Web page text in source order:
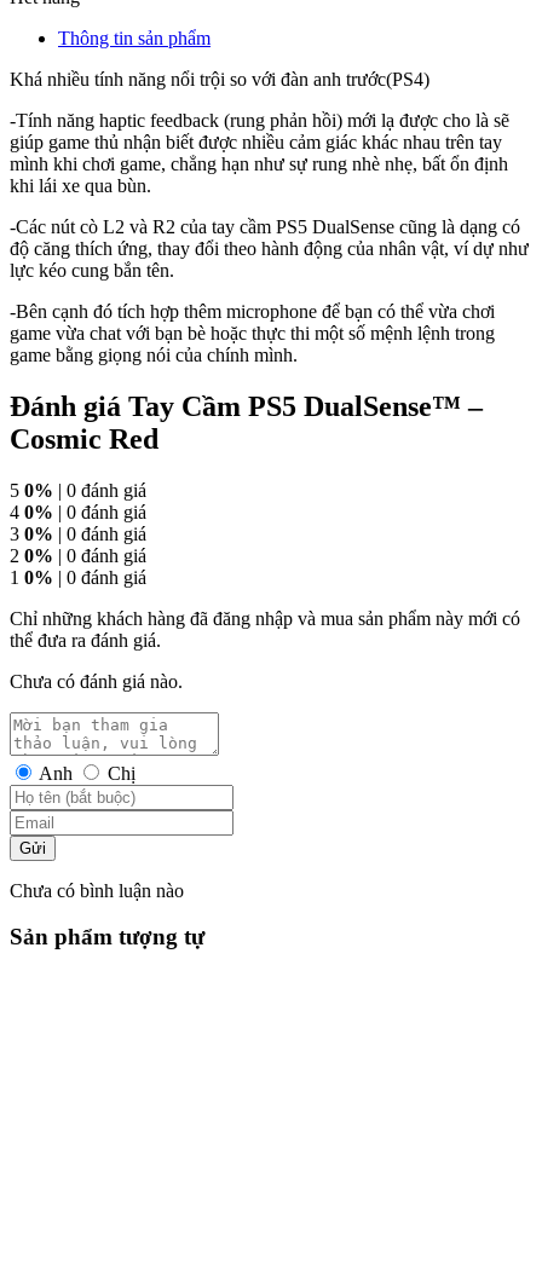
Thông tin sản phẩm
Khá nhiều tính năng nổi trội so với đàn anh trước(PS4)
-Tính năng haptic feedback (rung phản hồi) mới lạ được cho là sẽ
giúp game thủ nhận biết được nhiều cảm giác khác nhau trên tay
mình khi chơi game, chẳng hạn như sự rung nhè nhẹ, bất ổn định
khi lái xe qua bùn.
-Các nút cò L2 và R2 của tay cầm PS5 DualSense cũng là dạng có
độ căng thích ứng, thay đổi theo hành động của nhân vật, ví dự như
lực kéo cung bắn tên.
-Bên cạnh đó tích hợp thêm microphone để bạn có thể vừa chơi
game vừa chat với bạn bè hoặc thực thi một số mệnh lệnh trong
game bằng giọng nói của chính mình.
Đánh giá Tay Cầm PS5 DualSense™ –
Cosmic Red
5 0% | 0 đánh giá
4 0% | 0 đánh giá
3 0% | 0 đánh giá
2 0% | 0 đánh giá
1 0% | 0 đánh giá
Chỉ những khách hàng đã đăng nhập và mua sản phẩm này mới có
thể đưa ra đánh giá.
Chưa có đánh giá nào.
Anh Chị
Gửi
Chưa có bình luận nào
Sản phẩm tượng tự